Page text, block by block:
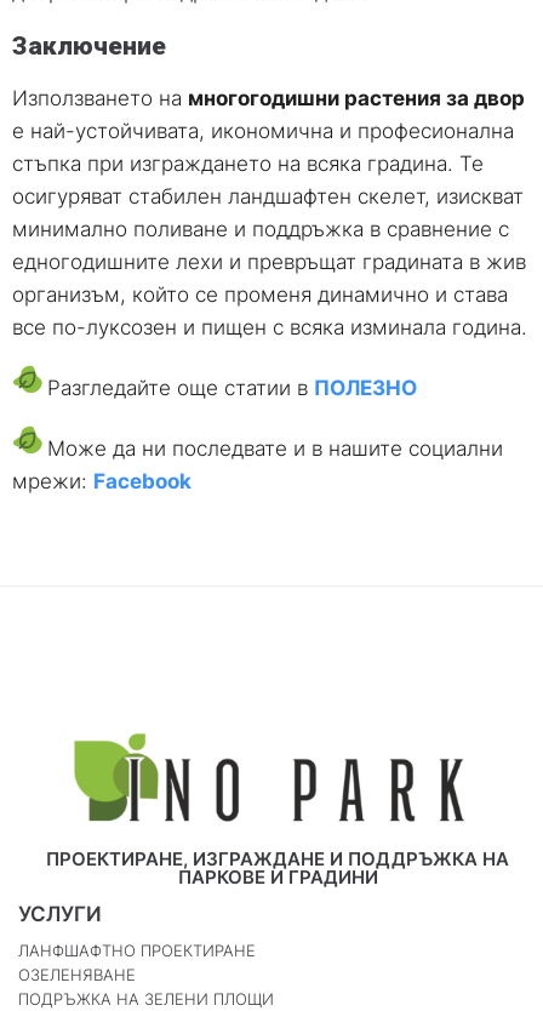
Заключение
Използването на многогодишни растения за двор
е най-устойчивата, икономична и професионална
стъпка при изграждането на всяка градина. Те
осигуряват стабилен ландшафтен скелет, изискват
минимално поливане и поддръжка в сравнение с
едногодишните лехи и превръщат градината в жив
организъм, който се променя динамично и става
все по-луксозен и пищен с всяка изминала година.
Разгледайте още статии в ПОЛЕЗНО
Може да ни последвате и в нашите социални
мрежи: Facebook
ПРОЕКТИРАНЕ, ИЗГРАЖДАНЕ И ПОДДРЪЖКА НА
ПАРКОВЕ И ГРАДИНИ
УСЛУГИ
ЛАНФШАФТНО ПРОЕКТИРАНЕ
ОЗЕЛЕНЯВАНЕ
ПОДРЪЖКА НА ЗЕЛЕНИ ПЛОЩИ